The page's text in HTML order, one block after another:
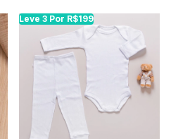
Leve 3 Por R$199